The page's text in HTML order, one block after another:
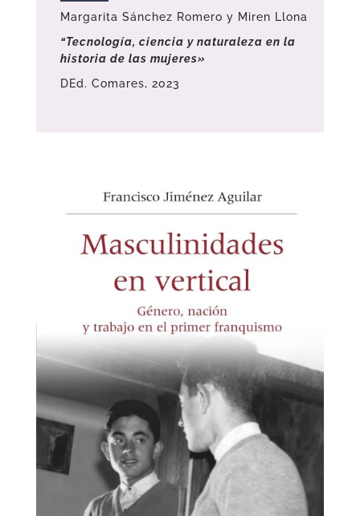
Margarita Sánchez Romero y Miren Llona
“Tecnología, ciencia y naturaleza en la
historia de las mujeres»
DEd. Comares, 2023